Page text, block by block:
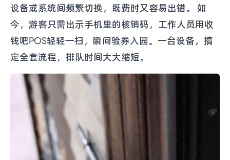
设备或系统间频繁切换，既费时又容易出错。 如
今，游客只需出示手机里的核销码，工作人员用收
钱吧POS轻轻一扫，瞬间验券入园。一台设备，搞
定全套流程，排队时间大大缩短。